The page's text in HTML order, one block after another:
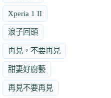
Xperia 1 II
浪子回頭
再見，不要再見
甜妻好廚藝
再見不要再見